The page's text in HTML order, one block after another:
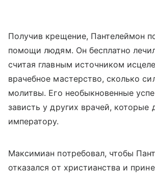
Получив крещение, Пантелеймон
помощи людям. Он бесплатно
считая главным источником
врачебное мастерство, сколько
молитвы. Его необыкновенные
зависть у других врачей, которые
императору.
Максимиан потребовал, чтобы
отказался от христианства и